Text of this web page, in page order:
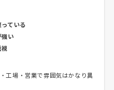
ている
い
工場・営業で雰囲気はかなり異